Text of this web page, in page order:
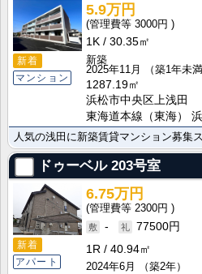
新着
マンション
5.9万円
3000円
1K
30.35㎡
新築
2025年11月
（築1年未満
1287.19㎡
浜松市中央区上浅田
東海道本線（東海）
ドゥーベル203号室
新着
アパート
6.75万円
2300円
-
77500円
1R
40.94㎡
2024年6月
（築2年）